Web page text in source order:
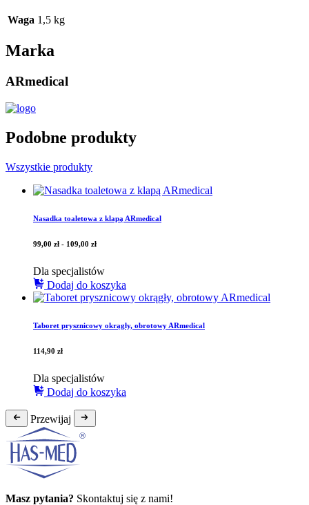
Waga 1,5 kg
Marka
ARmedical
Podobne produkty
Wszystkie produkty
Nasadka toaletowa z klapą ARmedical
99,00 zł - 109,00 zł
Dla specjalistów
Dodaj do koszyka
Taboret prysznicowy okrągły, obrotowy ARmedical
114,90 zł
Dla specjalistów
Dodaj do koszyka
Przewijaj
Masz pytania? Skontaktuj się z nami!